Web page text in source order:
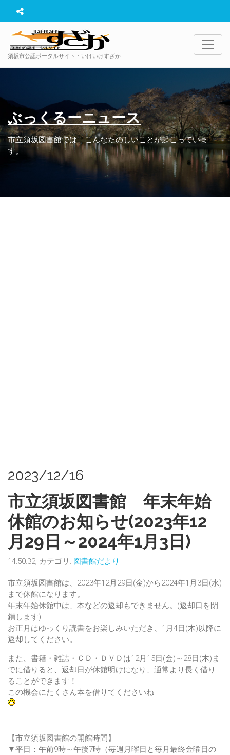
須坂市公認ポータルサイト・いけいけすざか
ぶっくるーニュース
市立須坂図書館では、こんなたのしいことが起こっていま
す。
2023/12/16
市立須坂図書館 年末年始
休館のお知らせ(2023年12
月29日～2024年1月3日)
14:50:32, カテゴリ: 図書館だより
市立須坂図書館は、2023年12月29日(金)から2024年1月3日(水)
まで休館になります。
年末年始休館中は、本などの返却もできません。(返却口を閉
鎖します)
お正月はゆっくり読書をお楽しみいただき、1月4日(木)以降に
返却してください。
また、書籍・雑誌・ＣＤ・ＤＶＤは12月15日(金)～28日(木)ま
でに借りると、返却日が休館明けになり、通常より長く借り
ることができます！
この機会にたくさん本を借りてくださいね
【市立須坂図書館の開館時間】
▼平日：午前9時～午後7時（毎週月曜日と毎月最終金曜日の